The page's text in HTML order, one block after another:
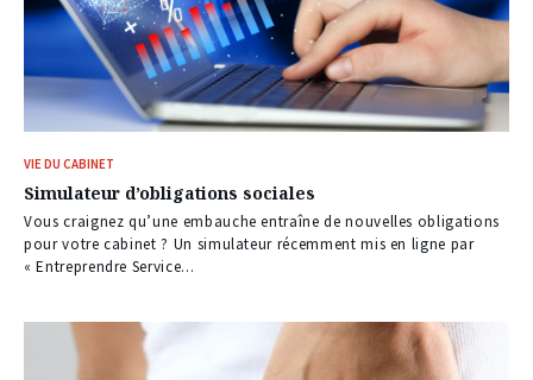
VIE DU CABINET
Simulateur d’obligations sociales
Vous craignez qu’une embauche entraîne de nouvelles obligations
pour votre cabinet ? Un simulateur récemment mis en ligne par
« Entreprendre Service...